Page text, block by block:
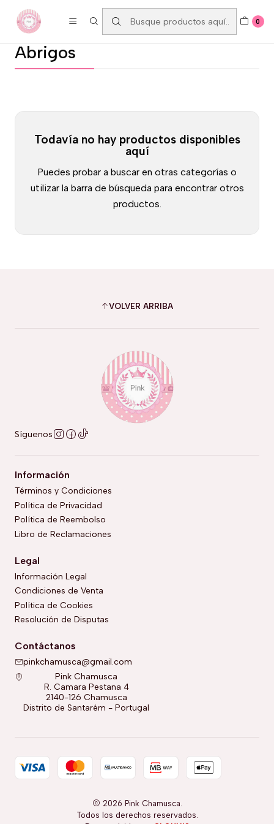
0
Abrigos
Todavía no hay productos disponibles
aquí
Puedes probar a buscar en otras categorías o
utilizar la barra de búsqueda para encontrar otros
productos.
VOLVER ARRIBA
Síguenos
Información
Términos y Condiciones
Política de Privacidad
Política de Reembolso
Libro de Reclamaciones
Legal
Información Legal
Condiciones de Venta
Política de Cookies
Resolución de Disputas
Contáctanos
pinkchamusca@gmail.com
Pink Chamusca
R. Camara Pestana 4
2140-126 Chamusca
Distrito de Santarém - Portugal
2026 Pink Chamusca.
Todos los derechos reservados.